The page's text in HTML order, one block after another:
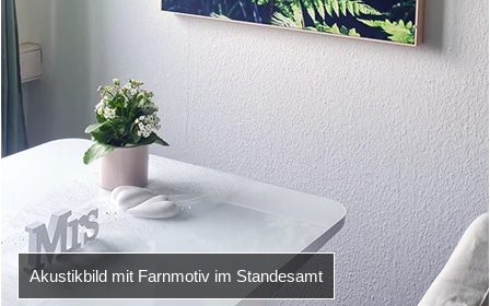
Akustikbild mit Farnmotiv im Standesamt